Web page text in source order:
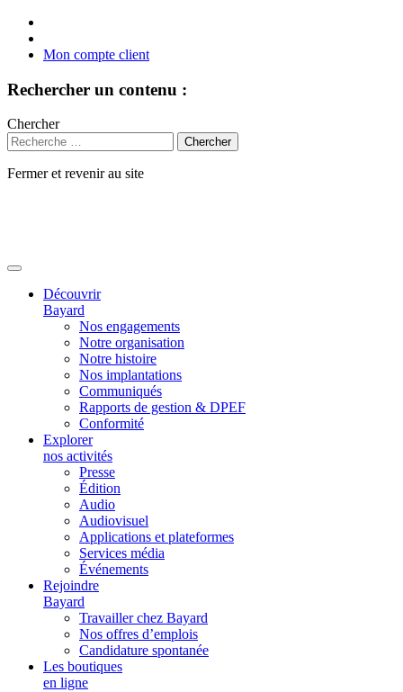
Mon compte client
Rechercher un contenu :
Chercher
Fermer et revenir au site
Découvrir
Bayard
Nos engagements
Notre organisation
Notre histoire
Nos implantations
Communiqués
Rapports de gestion & DPEF
Conformité
Explorer
nos activités
Presse
Édition
Audio
Audiovisuel
Applications et plateformes
Services média
Événements
Rejoindre
Bayard
Travailler chez Bayard
Nos offres d’emplois
Candidature spontanée
Les boutiques
en ligne